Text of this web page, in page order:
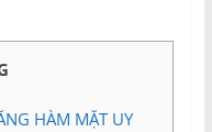
HÀM MẶT UY